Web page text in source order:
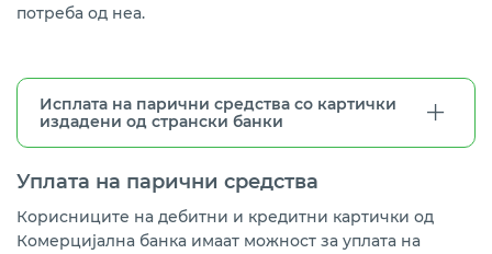
потреба од неа.
Исплата на парични средства со картички
издадени од странски банки
Уплата на парични средства
Корисниците на дебитни и кредитни картички од
Комерцијална банка имаат можност за уплата на